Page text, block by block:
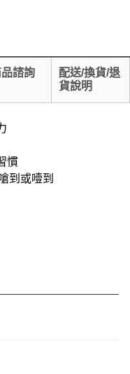
諮詢
配送/換貨/退
貨說明
慣
到或噎到